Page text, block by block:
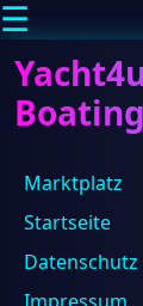
☰
Marktplatz
Startseite
Datenschutz
Blog/